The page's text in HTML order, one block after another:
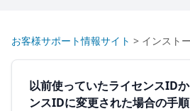
お客様サポート情報サイト > インスト
以前使っていたライセンスID
ンスIDに変更された場合の手